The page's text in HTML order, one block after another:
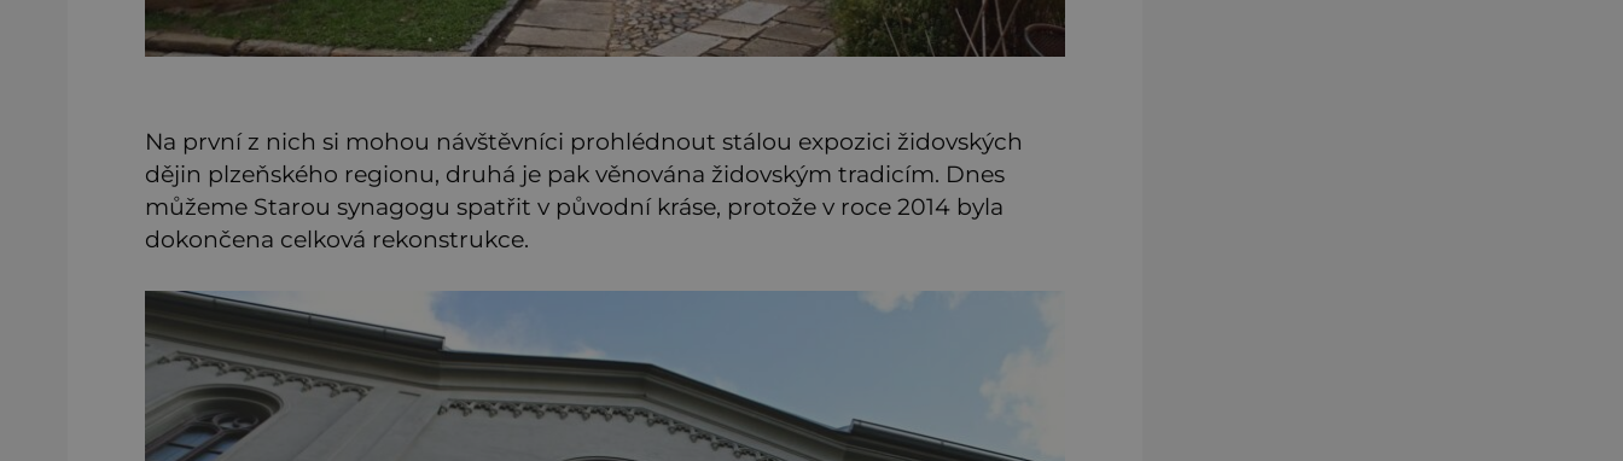
Na první z nich si mohou návštěvníci prohlédnout stálou expozici židovských
dějin plzeňského regionu, druhá je pak věnována židovským tradicím. Dnes
můžeme Starou synagogu spatřit v původní kráse, protože v roce 2014 byla
dokončena celková rekonstrukce.